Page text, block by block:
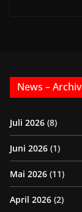
News – Archiv
Juli 2026 (8)
Juni 2026 (1)
Mai 2026 (11)
April 2026 (2)